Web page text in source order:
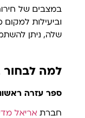
במצבים של
וביעילות
שלה, ניתן
למה לבחור
ספר עזרה
חברתאריאל